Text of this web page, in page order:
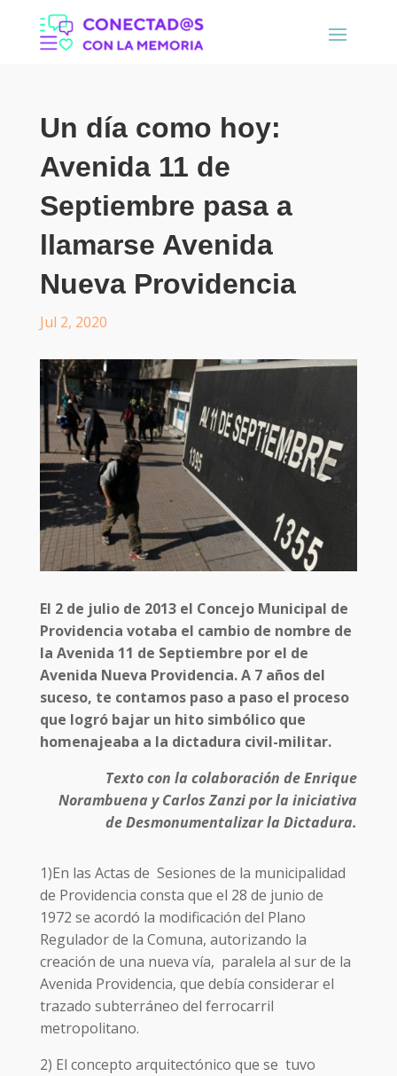
Un día como hoy:
Avenida 11 de
Septiembre pasa a
llamarse Avenida
Nueva Providencia
Jul 2, 2020
El 2 de julio de 2013 el Concejo Municipal de
Providencia votaba el cambio de nombre de
la Avenida 11 de Septiembre por el de
Avenida Nueva Providencia. A 7 años del
suceso, te contamos paso a paso el proceso
que logró bajar un hito simbólico que
homenajeaba a la dictadura civil-militar.
Texto con la colaboración de Enrique
Norambuena y Carlos Zanzi por la iniciativa
de Desmonumentalizar la Dictadura.
1)En las Actas de Sesiones de la municipalidad
de Providencia consta que el 28 de junio de
1972 se acordó la modificación del Plano
Regulador de la Comuna, autorizando la
creación de una nueva vía, paralela al sur de la
Avenida Providencia, que debía considerar el
trazado subterráneo del ferrocarril
metropolitano.
2) El concepto arquitectónico que se tuvo